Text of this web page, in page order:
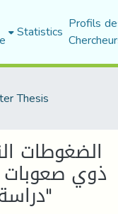
Statistics Profils
Thesis
الضغوطات
ذوي صعوبات